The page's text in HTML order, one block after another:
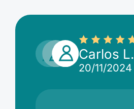
Carlos L.
20/11/2024